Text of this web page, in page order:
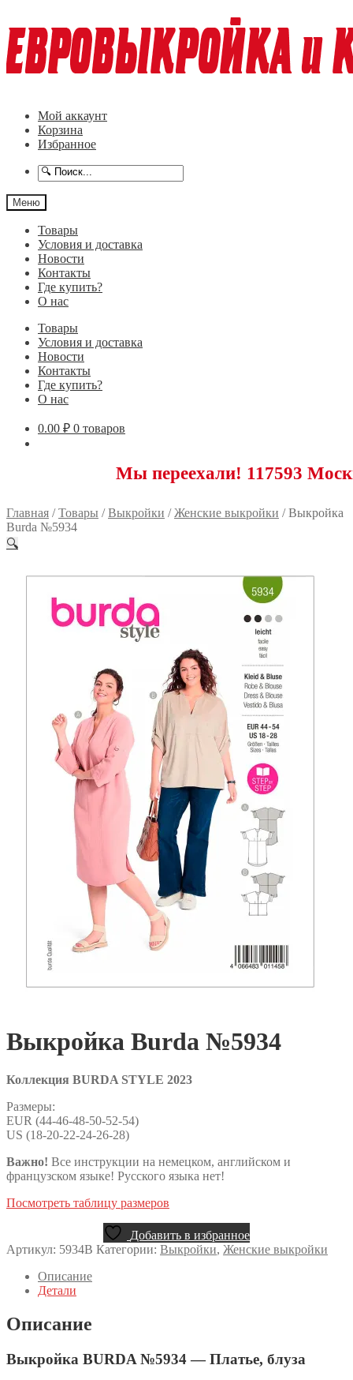
к
навигации
к
содержимому
Мой аккаунт
Корзина
Избранное
Меню
Товары
Условия и доставка
Новости
Контакты
Где купить?
О нас
Товары
Условия и доставка
Новости
Контакты
Где купить?
О нас
0.00 ₽ 0 товаров
Мы переехали! 117593 Москва,
Главная /Товары /Выкройки /Женские выкройки /Выкройка
Burda №5934
🔍
Выкройка Burda №5934
Коллекция BURDA STYLE 2023
Размеры:
EUR (44-46-48-50-52-54)
US (18-20-22-24-26-28)
Важно! Все инструкции на немецком, английском и
французском языке! Русского языка нет!
Посмотреть таблицу размеров
Добавить в избранное
Артикул: 5934B Категории: Выкройки, Женские выкройки
Описание
Детали
Описание
Выкройка BURDA №5934 — Платье, блуза